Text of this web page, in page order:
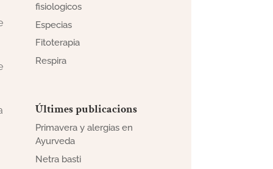
fisiologicos
Especias
Fitoterapia
Respira
Últimes publicacions
Primavera y alergias en
Ayurveda
Netra basti